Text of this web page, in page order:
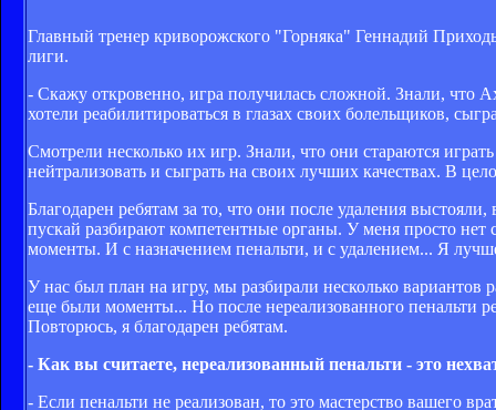
Главный тренер криворожского "Горняка" Геннадий
лиги.
- Скажу откровенно, игра получилась сложной. Знали, что
хотели реабилитироваться в глазах своих болельщиков,
Смотрели несколько их игр. Знали, что они стараются
нейтрализовать и сыграть на своих лучших качествах. В
Благодарен ребятам за то, что они после удаления
пускай разбирают компетентные органы. У меня просто
моменты. И с назначением пенальти, и с удалением... Я
У нас был план на игру, мы разбирали несколько вариантов
еще были моменты... Но после нереализованного пенальти
Повторюсь, я благодарен ребятам.
- Как вы считаете, нереализованный пенальти - это
- Если пенальти не реализован, то это мастерство вашего